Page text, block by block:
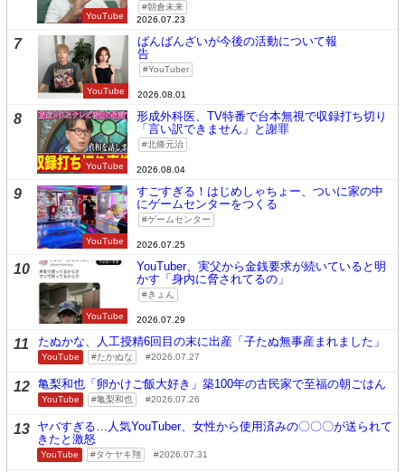
YouTube
朝倉未来
2026.07.23
7
YouTube
ばんばんざいが今後の活動について報
告
YouTuber
2026.08.01
8
YouTube
形成外科医、TV特番で台本無視で収録打ち切り
「言い訳できません」と謝罪
北條元治
2026.08.04
9
YouTube
すごすぎる！はじめしゃちょー、ついに家の中
にゲームセンターをつくる
ゲームセンター
2026.07.25
10
YouTube
YouTuber、実父から金銭要求が続いていると明
かす「身内に脅されてるの」
きょん
2026.07.29
11 たぬかな、人工授精6回目の末に出産「子たぬ無事産まれました」
YouTube たかぬな 2026.07.27
12 亀梨和也「卵かけご飯大好き」築100年の古民家で至福の朝ごはん
YouTube 亀梨和也 2026.07.26
13 ヤバすぎる…人気YouTuber、女性から使用済みの〇〇〇が送られて
きたと激怒
YouTube タケヤキ翔 2026.07.31